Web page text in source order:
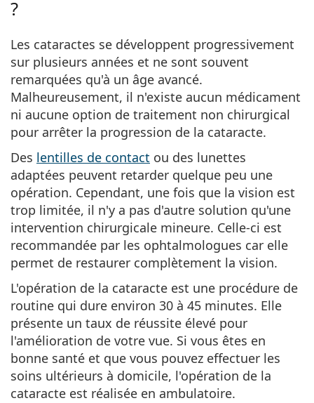
Toutes les marques
?
Les cataractes se développent progressivement
sur plusieurs années et ne sont souvent
remarquées qu'à un âge avancé.
Malheureusement, il n'existe aucun médicament
ni aucune option de traitement non chirurgical
pour arrêter la progression de la cataracte.
Des lentilles de contact ou des lunettes
adaptées peuvent retarder quelque peu une
opération. Cependant, une fois que la vision est
trop limitée, il n'y a pas d'autre solution qu'une
intervention chirurgicale mineure. Celle-ci est
recommandée par les ophtalmologues car elle
permet de restaurer complètement la vision.
L'opération de la cataracte est une procédure de
routine qui dure environ 30 à 45 minutes. Elle
présente un taux de réussite élevé pour
l'amélioration de votre vue. Si vous êtes en
bonne santé et que vous pouvez effectuer les
soins ultérieurs à domicile, l'opération de la
cataracte est réalisée en ambulatoire.